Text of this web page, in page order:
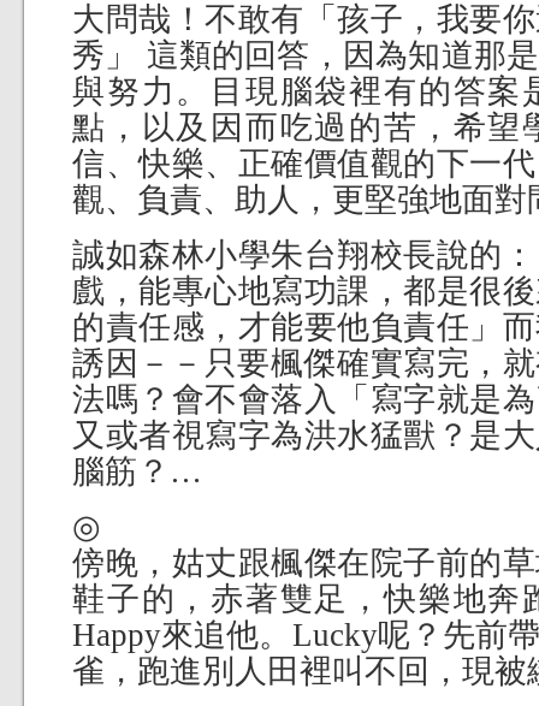
大問哉！不敢有「孩子，我要
秀」 這類的回答，因為知道那
與努力。目現腦袋裡有的答案
點，以及因而吃過的苦，希望
信、快樂、正確價值觀的下一
觀、負責、助人，更堅強地面
誠如森林小學朱台翔校長說的
戲，能專心地寫功課，都是很
的責任感，才能要他負責任」
誘因－－只要楓傑確實寫完，
法嗎？會不會落入「寫字就是
又或者視寫字為洪水猛獸？是
腦筋？…
◎
傍晚，姑丈跟楓傑在院子前的
鞋子的，赤著雙足，快樂地奔
Happy來追他。Lucky呢？先前
雀，跑進別人田裡叫不回，現被